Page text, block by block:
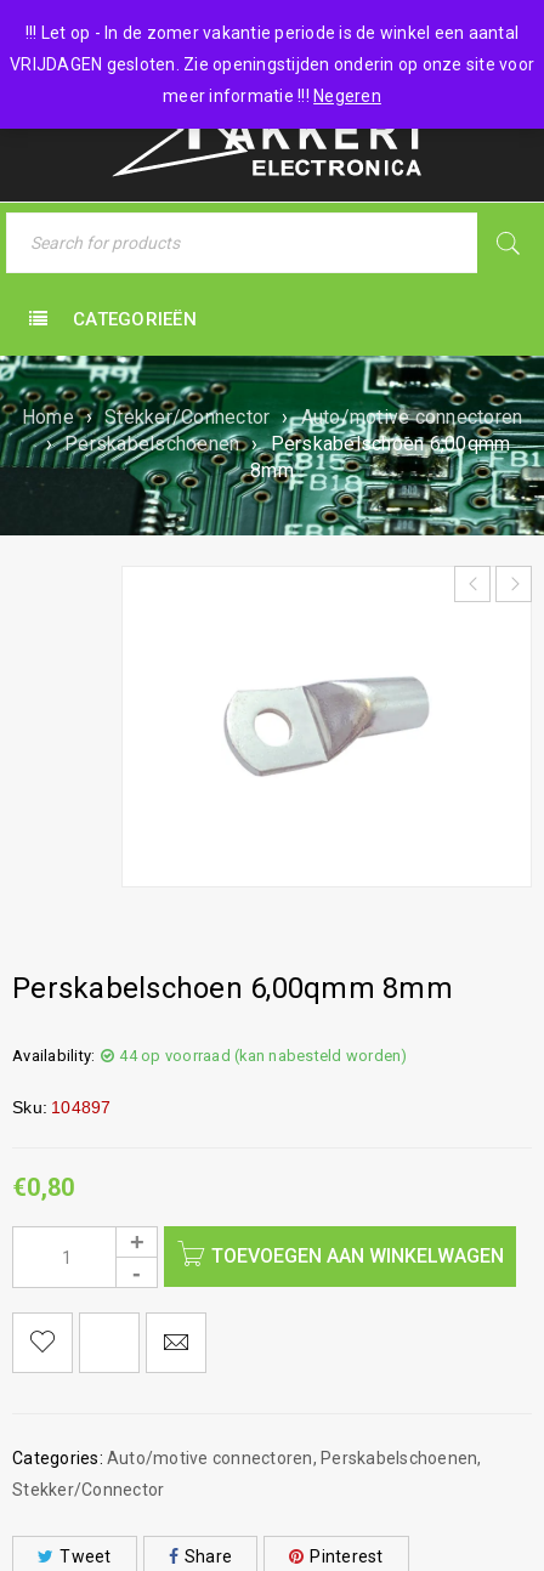
!!! Let op - In de zomer vakantie periode is de winkel een aantal
VRIJDAGEN gesloten. Zie openingstijden onderin op onze site voor
meer informatie !!! Negeren
0 items - €0,00
CATEGORIEËN
Home › Stekker/Connector › Auto/motive connectoren
› Perskabelschoenen › Perskabelschoen 6,00qmm
8mm
Perskabelschoen 6,00qmm 8mm
Availability: 44 op voorraad (kan nabesteld worden)
Sku: 104897
€0,80
TOEVOEGEN AAN WINKELWAGEN
Categories: Auto/motive connectoren, Perskabelschoenen,
Stekker/Connector
Tweet Share Pinterest